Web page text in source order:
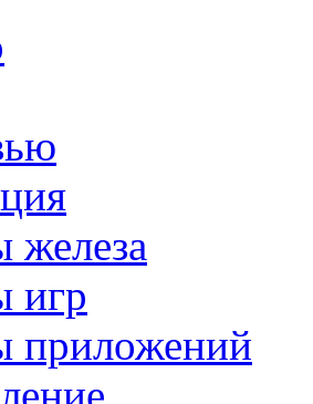
железа
игр
приложений